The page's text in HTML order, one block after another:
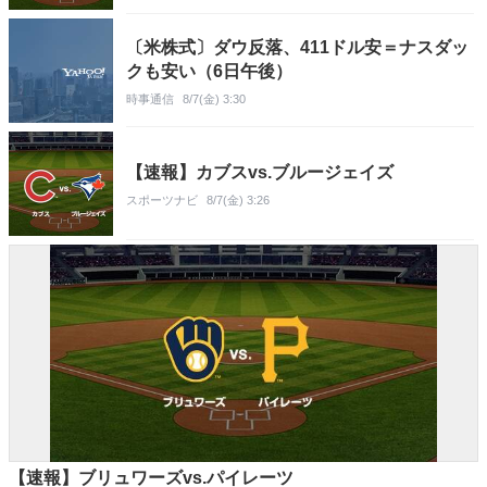
〔米株式〕ダウ反落、411ドル安＝ナスダッ
クも安い（6日午後）
時事通信 8/7(金) 3:30
【速報】カブスvs.ブルージェイズ
スポーツナビ 8/7(金) 3:26
【速報】ブリュワーズvs.パイレーツ